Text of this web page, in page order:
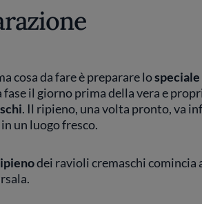
cosa da fare è preparare lo
fase il giorno prima della vera e
. Il ripieno, una volta pronto, va
un luogo fresco.
dei ravioli cremaschi comincia